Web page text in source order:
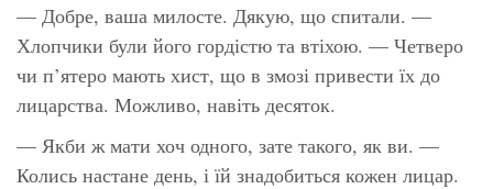
— Добре, ваша милосте. Дякую, що спитали. —
Хлопчики були його гордістю та втіхою. — Четверо
чи п’ятеро мають хист, що в змозі привести їх до
лицарства. Можливо, навіть десяток.
— Якби ж мати хоч одного, зате такого, як ви. —
Колись настане день, і їй знадобиться кожен лицар.